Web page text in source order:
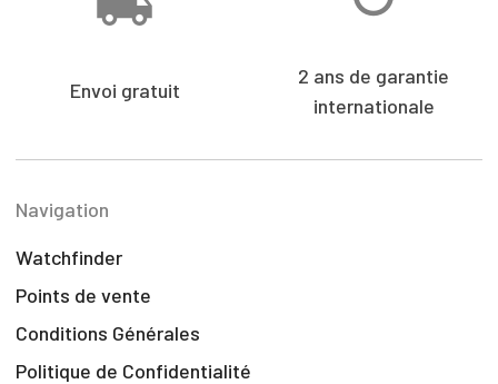
Envoi gratuit
2 ans de garantie
internationale
Navigation
Watchfinder
Points de vente
Conditions Générales
Politique de Confidentialité